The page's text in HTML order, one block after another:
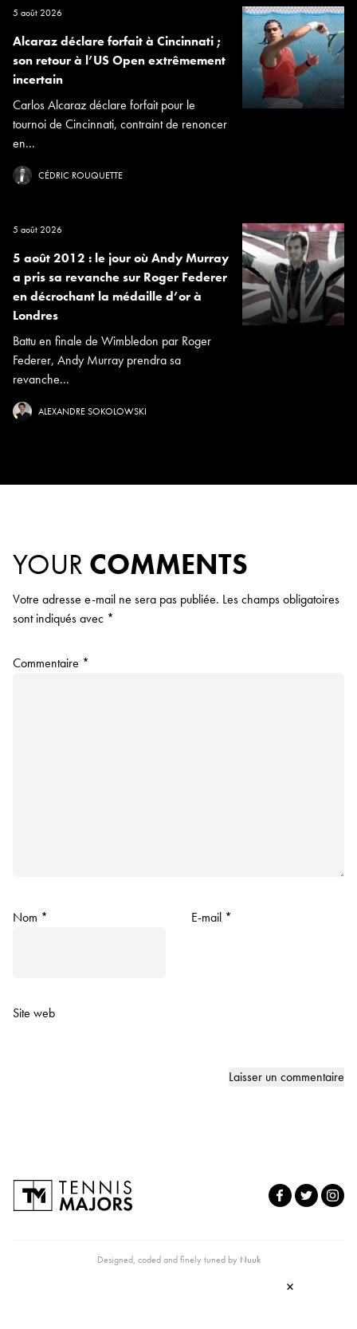
5 août 2026
Alcaraz déclare forfait à Cincinnati ;
son retour à l’US Open extrêmement
incertain
Carlos Alcaraz déclare forfait pour le
tournoi de Cincinnati, contraint de renoncer
en...
CÉDRIC ROUQUETTE
5 août 2026
5 août 2012 : le jour où Andy Murray
a pris sa revanche sur Roger Federer
en décrochant la médaille d’or à
Londres
Battu en finale de Wimbledon par Roger
Federer, Andy Murray prendra sa
revanche...
ALEXANDRE SOKOLOWSKI
YOUR COMMENTS
Votre adresse e-mail ne sera pas publiée. Les champs obligatoires
sont indiqués avec *
Commentaire *
Nom * E-mail *
Site web
Designed, coded and finely tuned by Nuuk
×